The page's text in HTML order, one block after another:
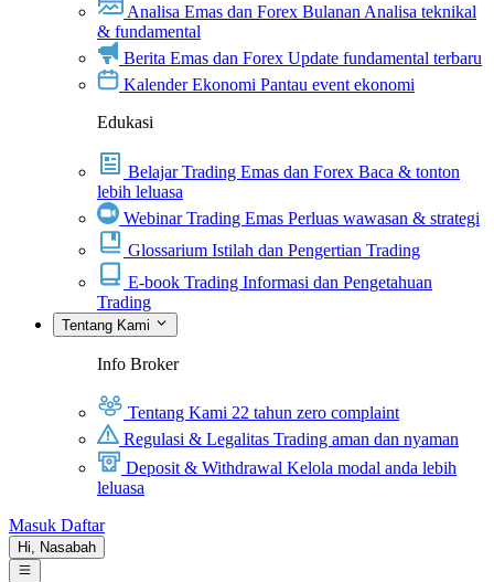
Analisa Emas dan Forex Bulanan Analisa teknikal
& fundamental
Berita Emas dan Forex Update fundamental terbaru
Kalender Ekonomi Pantau event ekonomi
Edukasi
Belajar Trading Emas dan Forex Baca & tonton
lebih leluasa
Webinar Trading Emas Perluas wawasan & strategi
Glossarium Istilah dan Pengertian Trading
E-book Trading Informasi dan Pengetahuan
Trading
Tentang Kami
Info Broker
Tentang Kami 22 tahun zero complaint
Regulasi & Legalitas Trading aman dan nyaman
Deposit & Withdrawal Kelola modal anda lebih
leluasa
Masuk Daftar
Hi, Nasabah